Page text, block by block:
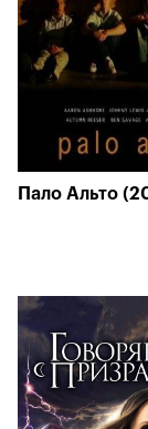
Пало Альто